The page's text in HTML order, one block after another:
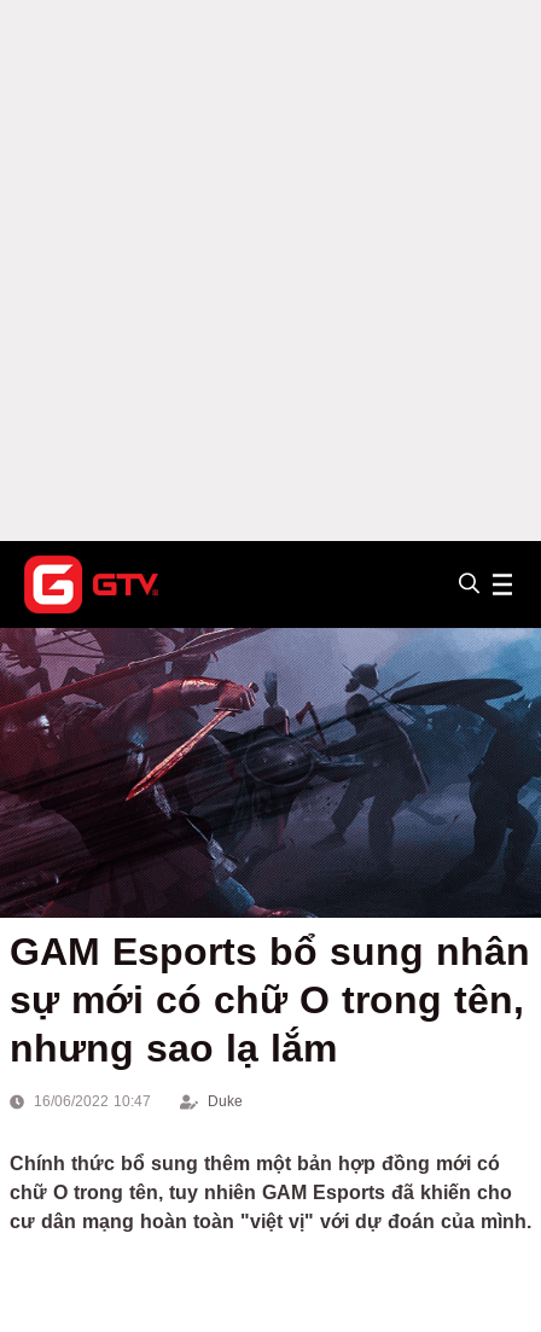
GAM Esports bổ sung nhân
sự mới có chữ O trong tên,
nhưng sao lạ lắm
16/06/2022 10:47 Duke
Chính thức bổ sung thêm một bản hợp đồng mới có
chữ O trong tên, tuy nhiên GAM Esports đã khiến cho
cư dân mạng hoàn toàn "việt vị" với dự đoán của mình.